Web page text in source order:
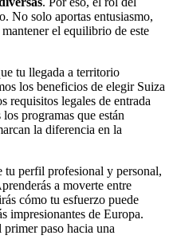
No solo aportas entusiasmo,
el equilibrio de este
tu llegada a territorio
los beneficios de elegir Suiza
requisitos legales de entrada
programas que están
la diferencia en la
tu perfil profesional y personal,
a moverte entre
cómo tu esfuerzo puede
impresionantes de Europa.
primer paso hacia una